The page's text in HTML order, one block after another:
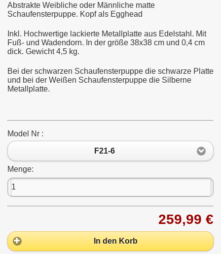
Abstrakte Weibliche oder Männliche matte
Schaufensterpuppe. Kopf als Egghead
Inkl. Hochwertige lackierte Metallplatte aus Edelstahl. Mit
Fuß- und Wadendorn. In der größe 38x38 cm und 0,4 cm
dick. Gewicht 4,5 kg.
Bei der schwarzen Schaufensterpuppe die schwarze Platte
und bei der Weißen Schaufensterpuppe die Silberne
Metallplatte.
Model Nr :
F21-6
Menge:
259,99 €
In den Korb